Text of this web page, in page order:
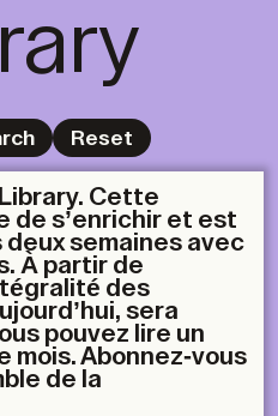
Reset
Cette
de s’enrichir et est
semaines avec
À partir de
des
sera
pouvez lire un
Abonnez-vous
de la